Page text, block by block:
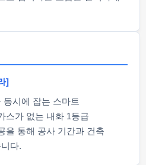
]
시에 잡는 스마트
스가 없는 내화 1등급
을 통해 공사 기간과 건축
다.